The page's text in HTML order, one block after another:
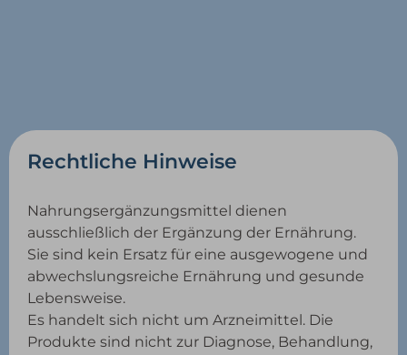
Rechtliche Hinweise
Nahrungsergänzungsmittel dienen
ausschließlich der Ergänzung der Ernährung.
Sie sind kein Ersatz für eine ausgewogene und
abwechslungsreiche Ernährung und gesunde
Lebensweise.
Es handelt sich nicht um Arzneimittel. Die
Produkte sind nicht zur Diagnose, Behandlung,